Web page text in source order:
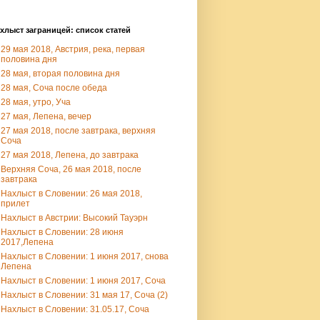
заграницей: список статей
29 мая 2018, Австрия, река, первая
половина дня
28 мая, вторая половина дня
28 мая, Соча после обеда
28 мая, утро, Уча
27 мая, Лепена, вечер
27 мая 2018, после завтрака, верхняя
Соча
27 мая 2018, Лепена, до завтрака
Верхняя Соча, 26 мая 2018, после
завтрака
Нахлыст в Словении: 26 мая 2018,
прилет
Нахлыст в Австрии: Высокий Тауэрн
Нахлыст в Словении: 28 июня
2017,Лепена
Нахлыст в Словении: 1 июня 2017, снова
Лепена
Нахлыст в Словении: 1 июня 2017, Соча
Нахлыст в Словении: 31 мая 17, Соча (2)
Нахлыст в Словении: 31.05.17, Соча